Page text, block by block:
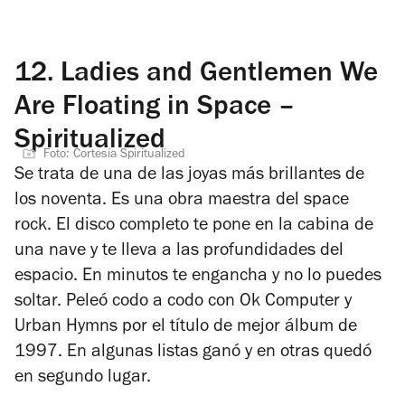
12. Ladies and Gentlemen We
Are Floating in Space –
Spiritualized
Foto: Cortesía Spiritualized
Se trata de una de las joyas más brillantes de
los noventa. Es una obra maestra del space
rock. El disco completo te pone en la cabina de
una nave y te lleva a las profundidades del
espacio. En minutos te engancha y no lo puedes
soltar. Peleó codo a codo con Ok Computer y
Urban Hymns por el título de mejor álbum de
1997. En algunas listas ganó y en otras quedó
en segundo lugar.